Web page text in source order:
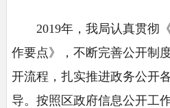
2019年，我局认真贯彻
作要点》，不断完善公开制
开流程，扎实推进政务公开
导。按照区政府信息公开工